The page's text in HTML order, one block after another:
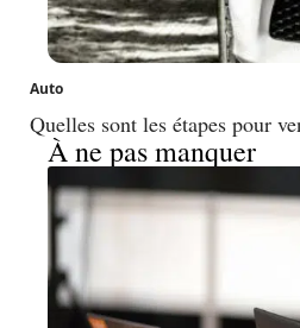
Auto
Quelles sont les étapes pour
À ne pas manquer